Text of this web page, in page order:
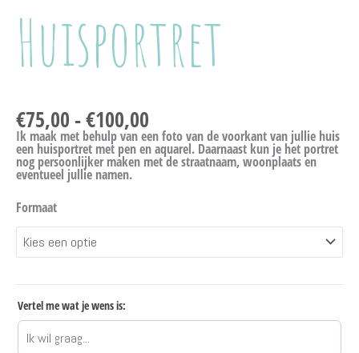
Huisportret
€75,00 -€100,00
Ik maak met behulp van een foto van de voorkant van jullie huis
een huisportret met pen en aquarel. Daarnaast kun je het portret
nog persoonlijker maken met de straatnaam, woonplaats en
eventueel jullie namen.
Formaat
Vertel me wat je wens is: